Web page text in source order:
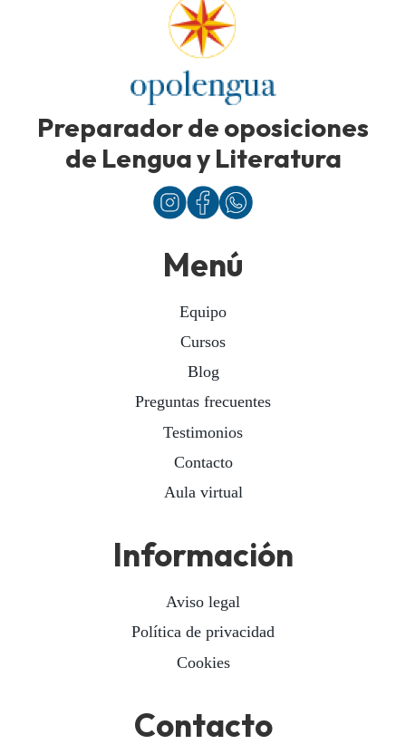
Preparador de oposiciones
de Lengua y Literatura
Menú
Equipo
Cursos
Blog
Preguntas frecuentes
Testimonios
Contacto
Aula virtual
Información
Aviso legal
Política de privacidad
Cookies
Contacto